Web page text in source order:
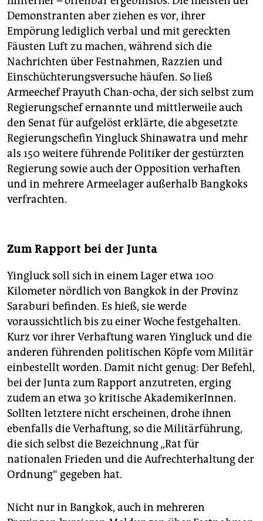
Demonstranten aber ziehen es vor, ihrer
Empörung lediglich verbal und mit gereckten
Fäusten Luft zu machen, während sich die
Nachrichten über Festnahmen, Razzien und
Einschüchterungsversuche häufen. So ließ
Armeechef Prayuth Chan-ocha, der sich selbst zum
Regierungschef ernannte und mittlerweile auch
den Senat für aufgelöst erklärte, die abgesetzte
Regierungschefin Yingluck Shinawatra und mehr
als 150 weitere führende Politiker der gestürzten
Regierung sowie auch der Opposition verhaften
und in mehrere Armeelager außerhalb Bangkoks
verfrachten.
Zum Rapport bei der Junta
Yingluck soll sich in einem Lager etwa 100
Kilometer nördlich von Bangkok in der Provinz
Saraburi befinden. Es hieß, sie werde
voraussichtlich bis zu einer Woche festgehalten.
Kurz vor ihrer Verhaftung waren Yingluck und die
anderen führenden politischen Köpfe vom Militär
einbestellt worden. Damit nicht genug: Der Befehl,
bei der Junta zum Rapport anzutreten, erging
zudem an etwa 30 kritische AkademikerInnen.
Sollten letztere nicht erscheinen, drohe ihnen
ebenfalls die Verhaftung, so die Militärführung,
die sich selbst die Bezeichnung „Rat für
nationalen Frieden und die Aufrechterhaltung der
Ordnung“ gegeben hat.
Nicht nur in Bangkok, auch in mehreren